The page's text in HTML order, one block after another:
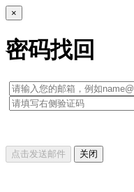
×
密码找回
点击发送邮件 关闭